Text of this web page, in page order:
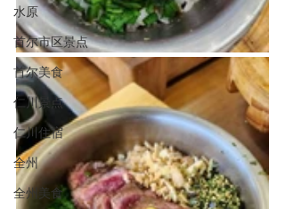
水原
首尔市区景点
首尔美食
仁川景点
仁川住宿
全州
全州美食